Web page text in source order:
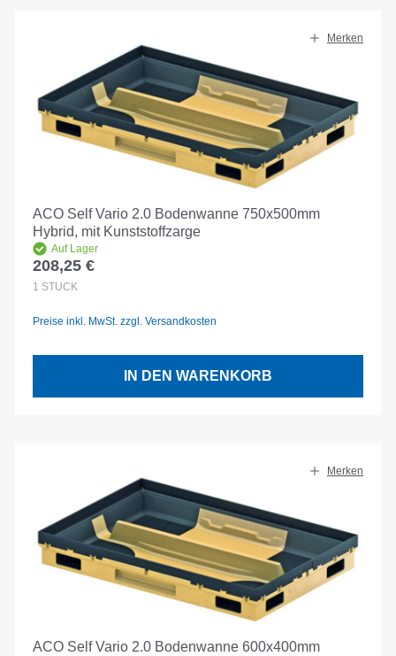
Merken
ACO Self Vario 2.0 Bodenwanne 750x500mm
Hybrid, mit Kunststoffzarge
Auf Lager
Regulärer Preis:
208,25 €
1 STÜCK
Preise inkl. MwSt. zzgl. Versandkosten
IN DEN WARENKORB
Merken
ACO Self Vario 2.0 Bodenwanne 600x400mm